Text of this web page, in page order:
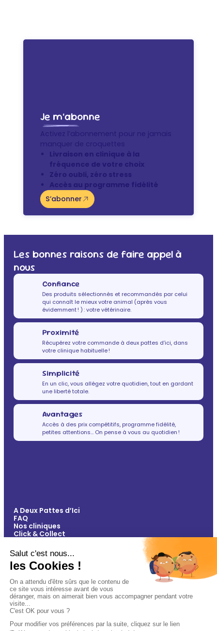
Je m’abonne
Activez l’abonnement pour ne jamais
manquer de croquettes
Livraison en clinique à la
fréquence de votre choix
Zéro oubli, zéro stress
Accès au programme fidélité
S’abonner
Les bonnes raisons de faire appel à
nous
Confiance
Des produits sélectionnés et recommandés par celui
qui connaît le mieux votre animal (après vous
évidemment ! ) : votre vétérinaire.
Proximité
Récupérez votre commande à deux pattes d’ici, dans
votre clinique habituelle !
Simplicité
En un clic, vous allégez votre quotidien, tout en gardant
une liberté totale.
Avantages
Accès à des prix compétitifs, programme fidélité,
petites attentions… On pense à vous au quotidien !
A Deux Pattes d’Ici
FAQ
Nos cliniques
Click & Collect
Vos avantages
Conseils
Paiement 100% sécurisé